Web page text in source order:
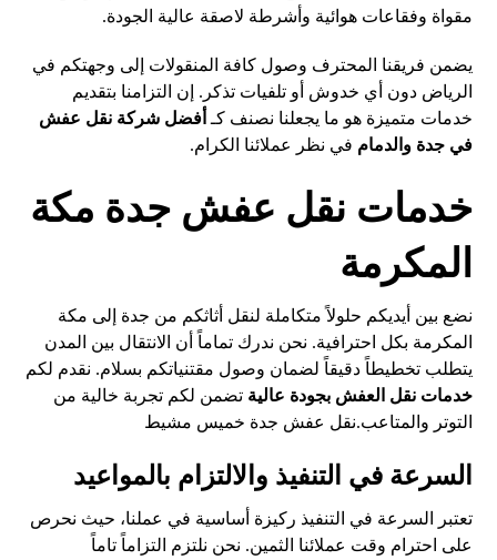
مقواة وفقاعات هوائية وأشرطة لاصقة عالية الجودة.
يضمن فريقنا المحترف وصول كافة المنقولات إلى وجهتكم في
الرياض دون أي خدوش أو تلفيات تذكر. إن التزامنا بتقديم
خدمات متميزة هو ما يجعلنا نصنف كـ أفضل شركة نقل عفش
في جدة والدمام في نظر عملائنا الكرام.
خدمات نقل عفش جدة مكة
المكرمة
نضع بين أيديكم حلولاً متكاملة لنقل أثاثكم من جدة إلى مكة
المكرمة بكل احترافية. نحن ندرك تماماً أن الانتقال بين المدن
يتطلب تخطيطاً دقيقاً لضمان وصول مقتنياتكم بسلام. نقدم لكم
خدمات نقل العفش بجودة عالية تضمن لكم تجربة خالية من
التوتر والمتاعب.نقل عفش جدة خميس مشيط
السرعة في التنفيذ والالتزام بالمواعيد
تعتبر السرعة في التنفيذ ركيزة أساسية في عملنا، حيث نحرص
على احترام وقت عملائنا الثمين. نحن نلتزم التزاماً تاماً